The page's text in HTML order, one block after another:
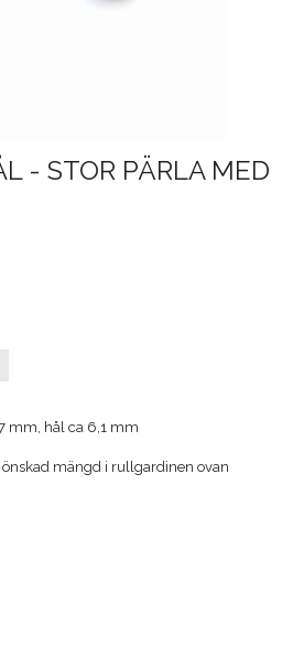
- STOR PÄRLA MED
mm, hål ca 6,1 mm
önskad mängd i rullgardinen ovan